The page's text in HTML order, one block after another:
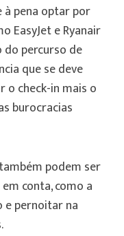
à pena optar por
EasyJet e Ryanair
do percurso de
que se deve
check-in mais o
burocracias
podem ser
conta, como a
pernoitar na